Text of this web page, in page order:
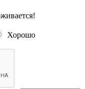
Хорошо